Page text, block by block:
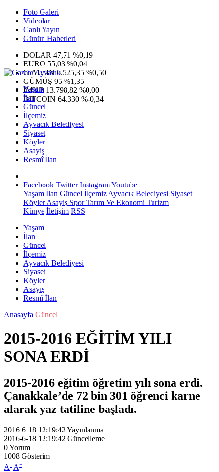
Foto Galeri
Videolar
Canlı Yayın
Günün Haberleri
DOLAR 47,71 %0,19
EURO 55,03 %0,04
G.ALTIN6.525,35 %0,50
GÜMÜŞ 95 %1,35
IMKB 13.798,82 %0,00
BITCOIN 64.330 %-0,34
Yaşam
İlan
Güncel
İlçemiz
Ayvacık Belediyesi
Siyaset
Köyler
Asayiş
Resmî İlan
Facebook Twitter InstagramYoutube
Yaşam İlan Güncel İlçemiz Ayvacık Belediyesi Siyaset
KöylerAsayiş SporTarım Ve Ekonomi Turizm
Künye İletişim RSS
Yaşam
İlan
Güncel
İlçemiz
Ayvacık Belediyesi
Siyaset
Köyler
Asayiş
Resmî İlan
Anasayfa Güncel
2015-2016 EĞİTİM YILI
SONA ERDİ
2015-2016 eğitim öğretim yılı sona erdi.
Çanakkale’de 72 bin 301 öğrenci karne
alarak yaz tatiline başladı.
2016-6-18 12:19:42 Yayınlanma
2016-6-18 12:19:42 Güncelleme
0Yorum
1008 Gösterim
A- A+